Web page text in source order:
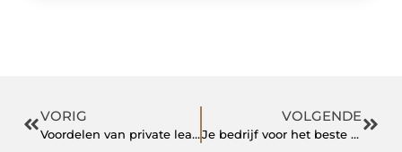
VORIG
Voordelen van private lease
VOLGENDE
Je bedrijf voor het beste rendement verkopen doe je zo